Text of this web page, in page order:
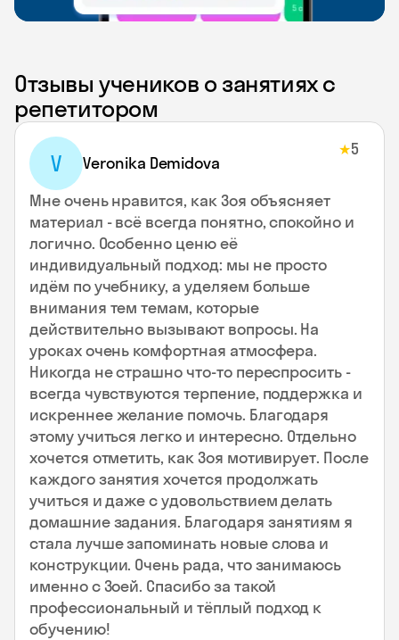
Отзывы учеников о занятиях с
репетитором
V Veronika Demidova
★5
Мне очень нравится, как Зоя объясняет
материал - всё всегда понятно, спокойно и
логично. Особенно ценю её
индивидуальный подход: мы не просто
идём по учебнику, а уделяем больше
внимания тем темам, которые
действительно вызывают вопросы. На
уроках очень комфортная атмосфера.
Никогда не страшно что-то переспросить -
всегда чувствуются терпение, поддержка и
искреннее желание помочь. Благодаря
этому учиться легко и интересно. Отдельно
хочется отметить, как Зоя мотивирует. После
каждого занятия хочется продолжать
учиться и даже с удовольствием делать
домашние задания. Благодаря занятиям я
стала лучше запоминать новые слова и
конструкции. Очень рада, что занимаюсь
именно с Зоей. Спасибо за такой
профессиональный и тёплый подход к
обучению!